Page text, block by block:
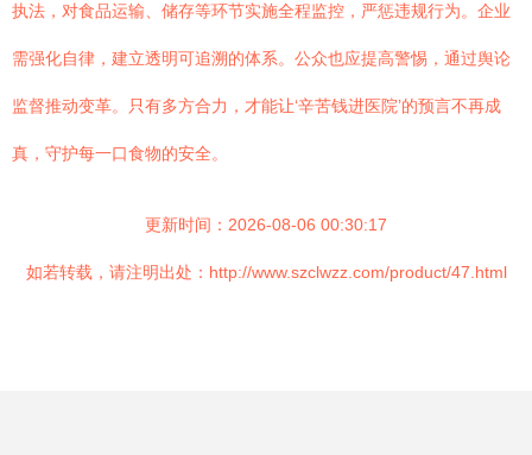
执法，对食品运输、储存等环节实施全程监控，严惩违规行为。企业
需强化自律，建立透明可追溯的体系。公众也应提高警惕，通过舆论
监督推动变革。只有多方合力，才能让‘辛苦钱进医院’的预言不再成
真，守护每一口食物的安全。
更新时间：2026-08-06 00:30:17
如若转载，请注明出处：http://www.szclwzz.com/product/47.html